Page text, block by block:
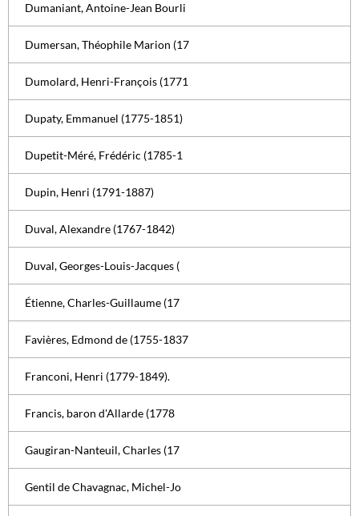
Dumaniant, Antoine-Jean Bourli
Dumersan, Théophile Marion (17
Dumolard, Henri-François (1771
Dupaty, Emmanuel (1775-1851)
Dupetit-Méré, Frédéric (1785-1
Dupin, Henri (1791-1887)
Duval, Alexandre (1767-1842)
Duval, Georges-Louis-Jacques (
Étienne, Charles-Guillaume (17
Favières, Edmond de (1755-1837
Franconi, Henri (1779-1849).
Francis, baron d'Allarde (1778
Gaugiran-Nanteuil, Charles (17
Gentil de Chavagnac, Michel-Jo